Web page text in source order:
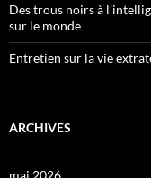
Des trous noirs à
sur le monde
Entretien sur la vie
ARCHIVES
mai 2026